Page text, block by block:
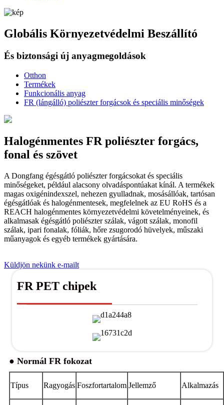
Globális Környezetvédelmi Beszállító
És biztonsági új anyagmegoldások
Otthon
Termékek
Funkcionális anyag
FR (lángálló) poliészter forgácsok és speciális minőségek
Halogénmentes FR poliészter forgács,
fonal és szövet
A Dongfang égésgátló poliészter forgácsokat és speciális
minőségeket, például alacsony olvadáspontúakat kínál. A termékek
magas oxigénindexszel, nehezen gyulladnak, mosásállóak, tartósan
égésgátlóak és halogénmentesek, megfelelnek az EU RoHS és a
REACH halogénmentes környezetvédelmi követelményeinek, és
alkalmasak égésgátló poliészter szálak, vágott szálak, monofil
szálak, ipari fonalak, fóliák, hőre zsugorodó hüvelyek, műszaki
műanyagok és egyéb termékek gyártására.
Küldjön nekünk e-mailt
FR PET chipek
● Normál FR fokozat
Típus Ragyogás Foszfortartalom Jellemző Alkalmazás